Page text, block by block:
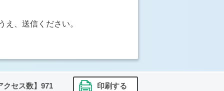
、送信ください。
クセス数】 971 印刷する